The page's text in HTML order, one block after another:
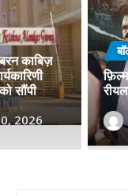
प्रमोद
विमोचन
मान!
2026
काबिज़
सौंपी
2026